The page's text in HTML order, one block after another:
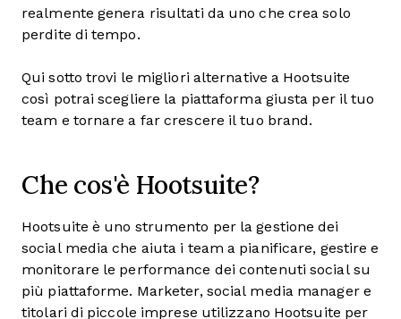
realmente genera risultati da uno che crea solo
perdite di tempo.
Qui sotto trovi le migliori alternative a Hootsuite
così potrai scegliere la piattaforma giusta per il tuo
team e tornare a far crescere il tuo brand.
Che cos'è Hootsuite?
Hootsuite è uno strumento per la gestione dei
social media che aiuta i team a pianificare, gestire e
monitorare le performance dei contenuti social su
più piattaforme. Marketer, social media manager e
titolari di piccole imprese utilizzano Hootsuite per